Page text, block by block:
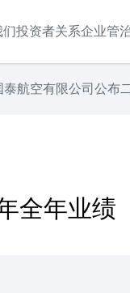
们投资者关系企业管
泰航空有限公司公布
全年业绩